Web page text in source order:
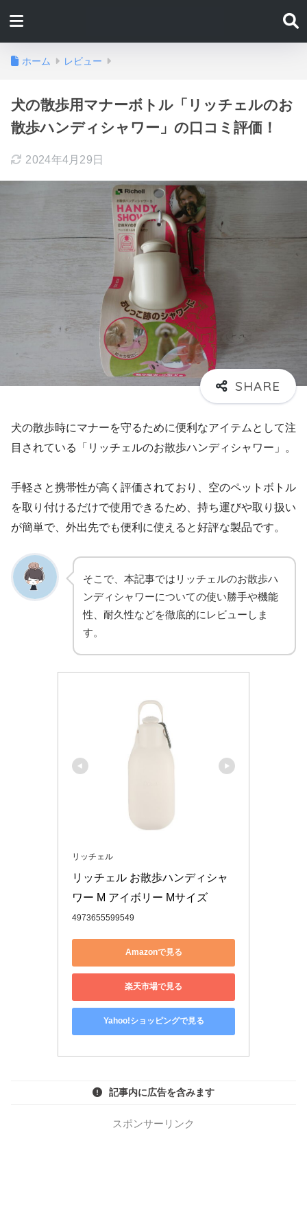
ホーム レビュー
犬の散歩用マナーボトル「リッチェルのお
散歩ハンディシャワー」の口コミ評価！
2024年4月29日
犬の散歩時にマナーを守るために便利なアイテムとして注
目されている「リッチェルのお散歩ハンディシャワー」。
手軽さと携帯性が高く評価されており、空のペットボトル
を取り付けるだけで使用できるため、持ち運びや取り扱い
が簡単で、外出先でも便利に使えると好評な製品です。
そこで、本記事ではリッチェルのお散歩ハ
ンディシャワーについての使い勝手や機能
性、耐久性などを徹底的にレビューしま
す。
リッチェル
リッチェル お散歩ハンディシャ
ワー M アイボリー Mサイズ
4973655599549
Amazonで見る
楽天市場で見る
Yahoo!ショッピングで見る
記事内に広告を含みます
スポンサーリンク